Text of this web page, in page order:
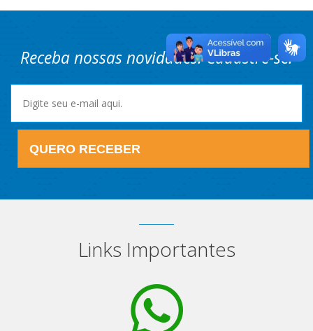
Receba nossas novidades! Cadastre-se.
QUERO RECEBER
Links Importantes